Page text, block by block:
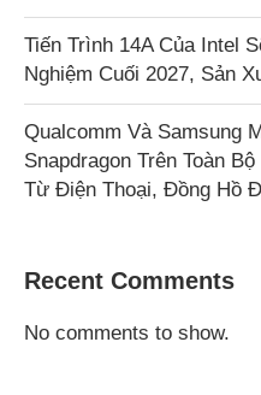
Tiến Trình 14A Của Intel
Nghiệm Cuối 2027, Sản
Qualcomm Và Samsung
Snapdragon Trên Toàn
Từ Điện Thoại, Đồng Hồ
Recent Comments
No comments to show.